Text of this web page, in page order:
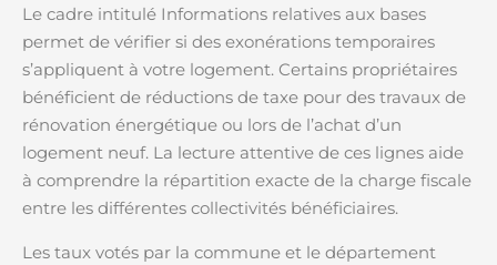
Le cadre intitulé Informations relatives aux bases
permet de vérifier si des exonérations temporaires
s’appliquent à votre logement. Certains propriétaires
bénéficient de réductions de taxe pour des travaux de
rénovation énergétique ou lors de l’achat d’un
logement neuf. La lecture attentive de ces lignes aide
à comprendre la répartition exacte de la charge fiscale
entre les différentes collectivités bénéficiaires.
Les taux votés par la commune et le département